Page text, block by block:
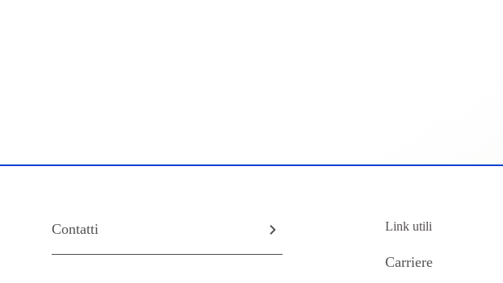
Contatti Link utili
Carriere